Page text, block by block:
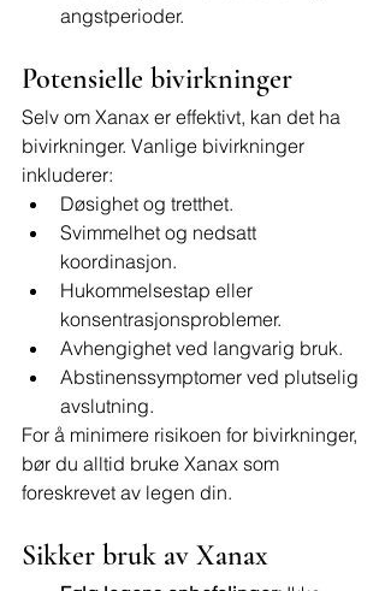
angstperioder.
Potensielle bivirkninger
Selv om Xanax er effektivt, kan det ha
bivirkninger. Vanlige bivirkninger
inkluderer:
Døsighet og tretthet.
Svimmelhet og nedsatt
koordinasjon.
Hukommelsestap eller
konsentrasjonsproblemer.
Avhengighet ved langvarig bruk.
Abstinenssymptomer ved plutselig
avslutning.
For å minimere risikoen for bivirkninger,
bør du alltid bruke Xanax som
foreskrevet av legen din.
Sikker bruk av Xanax